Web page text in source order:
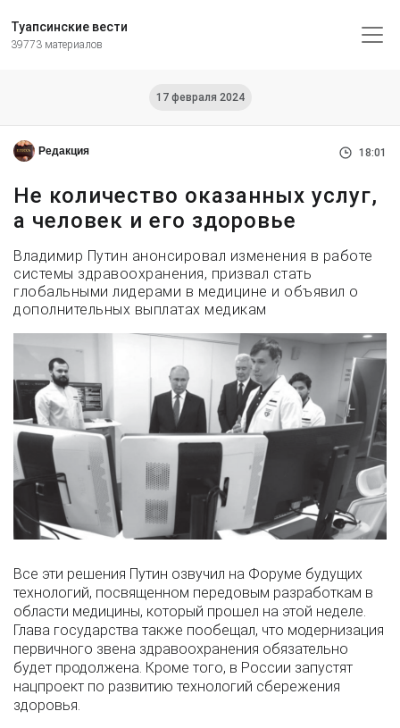
Туапсинские вести
39773 материалов
17 февраля 2024
Редакция 18:01
Не количество оказанных услуг,
а человек и его здоровье
Владимир Путин анонсировал изменения в работе
системы здравоохранения, призвал стать
глобальными лидерами в медицине и объявил о
дополнительных выплатах медикам
Все эти решения Путин озвучил на Форуме будущих
технологий, посвященном передовым разработкам в
области медицины, который прошел на этой неделе.
Глава государства также пообещал, что модернизация
первичного звена здравоохранения обязательно
будет продолжена. Кроме того, в России запустят
нацпроект по развитию технологий сбережения
здоровья.